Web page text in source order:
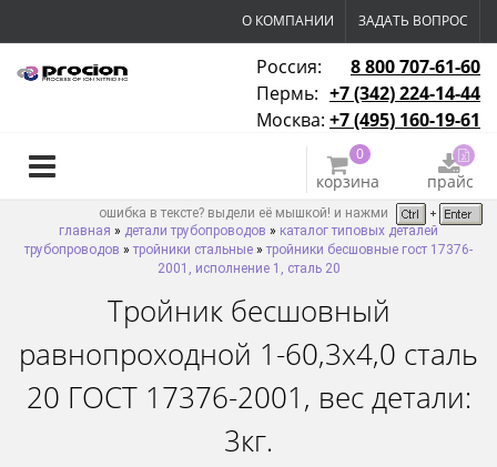
О КОМПАНИИ ЗАДАТЬ ВОПРОС
Россия:
8 800 707-61-60
Пермь: +7 (342) 224-14-44
Москва: +7 (495) 160-19-61
0
корзина прайс
ошибка в тексте? выдели её мышкой! и нажми
главная » детали трубопроводов » каталог типовых деталей
трубопроводов » тройники стальные » тройники бесшовные гост 17376-
2001, исполнение 1, сталь 20
Тройник бесшовный
равнопроходной 1-60,3х4,0 сталь
20 ГОСТ 17376-2001, вес детали:
3кг.